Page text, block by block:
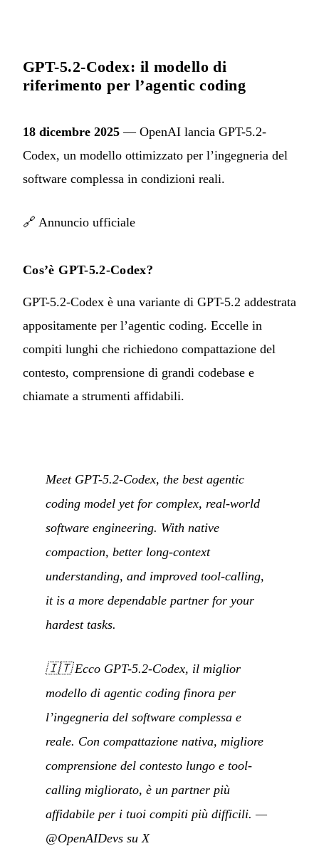
GPT-5.2-Codex: il modello di
riferimento per l’agentic coding
18 dicembre 2025 — OpenAI lancia GPT-5.2-
Codex, un modello ottimizzato per l’ingegneria del
software complessa in condizioni reali.
🔗 Annuncio ufficiale
Cos’è GPT-5.2-Codex?
GPT-5.2-Codex è una variante di GPT-5.2 addestrata
appositamente per l’agentic coding. Eccelle in
compiti lunghi che richiedono compattazione del
contesto, comprensione di grandi codebase e
chiamate a strumenti affidabili.
Meet GPT-5.2-Codex, the best agentic
coding model yet for complex, real-world
software engineering. With native
compaction, better long-context
understanding, and improved tool-calling,
it is a more dependable partner for your
hardest tasks.
🇮🇹Ecco GPT-5.2-Codex, il miglior
modello di agentic coding finora per
l’ingegneria del software complessa e
reale. Con compattazione nativa, migliore
comprensione del contesto lungo e tool-
calling migliorato, è un partner più
affidabile per i tuoi compiti più difficili. —
@OpenAIDevs su X